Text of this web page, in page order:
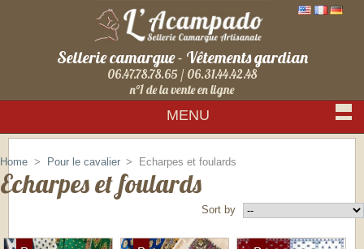
Sellerie camargue - Vêtements gardian
06.47.78.78.65 / 06.31.44.42.48
n°1 de la vente en ligne
MENU
Home > Pour le cavalier > Echarpes et foulards
Echarpes et foulards
Sort by